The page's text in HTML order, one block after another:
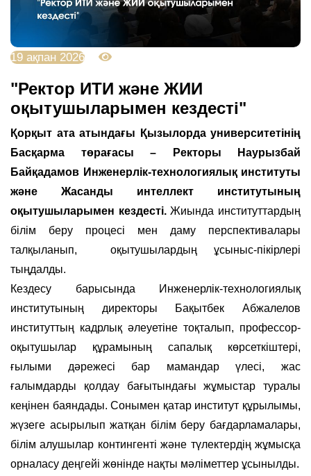
19 ақпан 2026
"Ректор ИТИ және ЖИИ
оқытушыларымен кездесті"
Қорқыт ата атындағы Қызылорда университетінің
Басқарма төрағасы – Ректоры Наурызбай
Байқадамов Инженерлік-технологиялық институты
және Жасанды интеллект институтының
оқытушыларымен кездесті.Жиында институттардың
білім беру процесі мен даму перспективалары
талқыланып, оқытушылардың ұсыныс-пікірлері
тыңдалды.
Кездесу барысында Инженерлік-технологиялық
институтының директоры Бақытбек Абжалелов
институттың кадрлық әлеуетіне тоқталып, профессор-
оқытушылар құрамының сапалық көрсеткіштері,
ғылыми дәрежесі бар мамандар үлесі, жас
ғалымдарды қолдау бағытындағы жұмыстар туралы
кеңінен баяндады. Сонымен қатар институт құрылымы,
жүзеге асырылып жатқан білім беру бағдарламалары,
білім алушылар контингенті және түлектердің жұмысқа
орналасу деңгейі жөнінде нақты мәліметтер ұсынылды.